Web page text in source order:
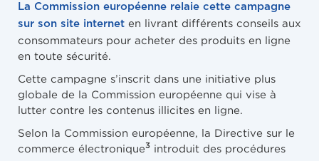
La Commission européenne relaie cette campagne
sur son site internet en livrant différents conseils aux
consommateurs pour acheter des produits en ligne
en toute sécurité.
Cette campagne s’inscrit dans une initiative plus
globale de la Commission européenne qui vise à
lutter contre les contenus illicites en ligne.
Selon la Commission européenne, la Directive sur le
commerce électronique3 introduit des procédures